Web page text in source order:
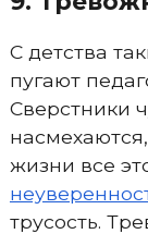
С детства
пугают
Сверстники
жизни все
трусость.